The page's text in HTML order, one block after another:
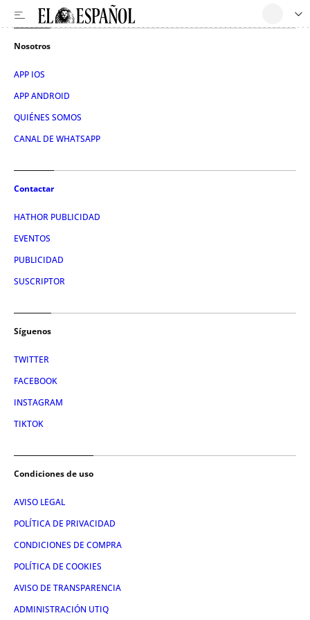
Nosotros
APP IOS
APP ANDROID
QUIÉNES SOMOS
CANAL DE WHATSAPP
Contactar
HATHOR PUBLICIDAD
EVENTOS
PUBLICIDAD
SUSCRIPTOR
Síguenos
TWITTER
FACEBOOK
INSTAGRAM
TIKTOK
Condiciones de uso
AVISO LEGAL
POLÍTICA DE PRIVACIDAD
CONDICIONES DE COMPRA
POLÍTICA DE COOKIES
AVISO DE TRANSPARENCIA
ADMINISTRACIÓN UTIQ